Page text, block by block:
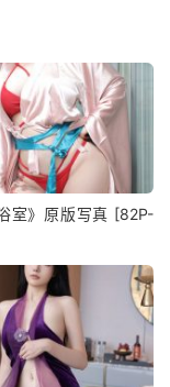
室》原版写真 [82P-